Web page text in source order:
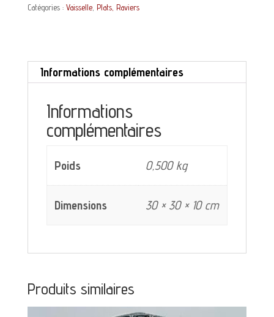
Lunéville
décor
bleu
bordeaux
Catégories : Vaisselle, Plats, Raviers
Informations complémentaires
Informations
complémentaires
Poids 0,500 kg
Dimensions 30 × 30 × 10 cm
Produits similaires